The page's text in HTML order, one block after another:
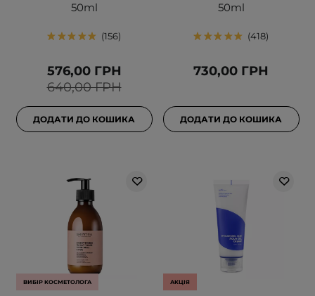
50ml
156
640,00 ГРН
576,00 ГРН
ДОДАТИ ДО КОШИКА
50ml
418
730,00 ГРН
ДОДАТИ ДО КОШИКА
ВИБІР КОСМЕТОЛОГА АКЦІЯ